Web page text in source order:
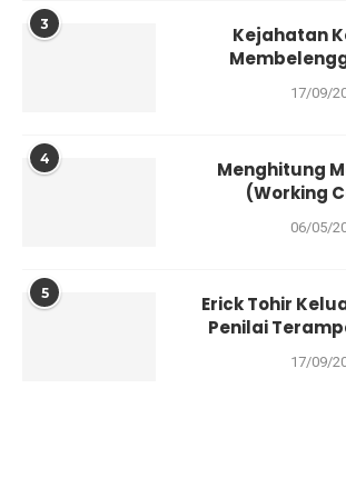
3
Kejahatan
17/09/
4
Menghitung
(Working
06/05/
5
Erick Tohir
Penilai
17/09/